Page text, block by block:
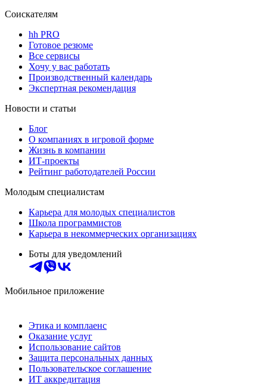
Соискателям
hh PRO
Готовое резюме
Все сервисы
Хочу у вас работать
Производственный календарь
Экспертная рекомендация
Новости и статьи
Блог
О компаниях в игровой форме
Жизнь в компании
ИТ-проекты
Рейтинг работодателей России
Молодым специалистам
Карьера для молодых специалистов
Школа программистов
Карьера в некоммерческих организациях
Боты для уведомлений
Мобильное приложение
Этика и комплаенс
Оказание услуг
Использование сайтов
Защита персональных данных
Пользовательское соглашение
ИТ аккредитация